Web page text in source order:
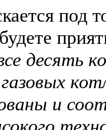
под
десять
и